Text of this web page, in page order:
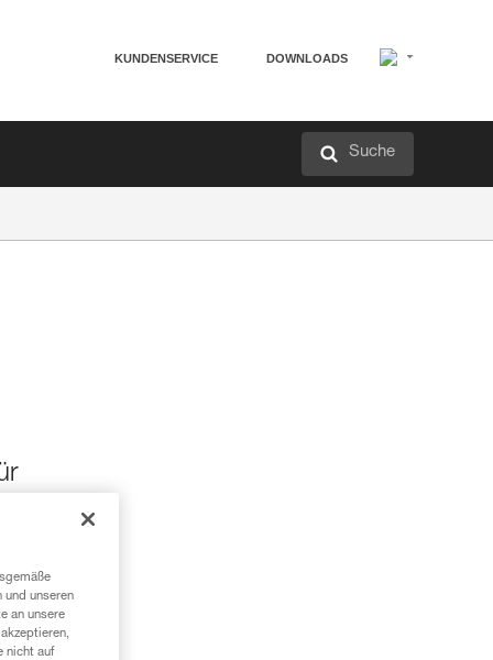
KUNDENSERVICE DOWNLOADS
Suche
und unseren
an unsere
nicht auf